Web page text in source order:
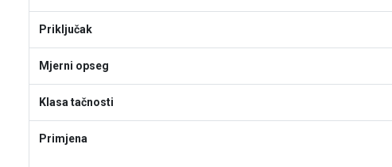
Priključak
Mjerni opseg
Klasa tačnosti
Primjena